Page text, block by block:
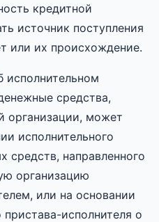
кредитной
источник поступления
или их происхождение.
средства,
организации, может
исполнительного
средств, направленного
организацию
или на основании
пристава-исполнителя о